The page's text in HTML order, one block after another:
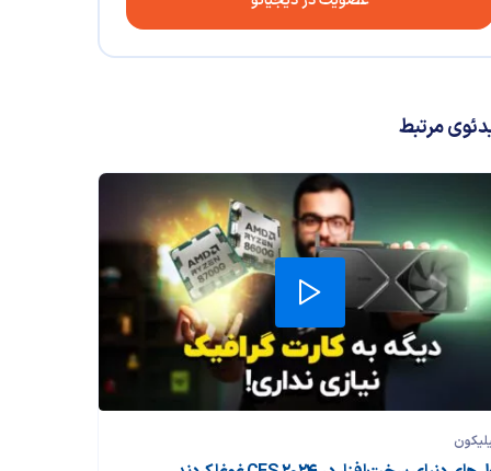
مرتبط